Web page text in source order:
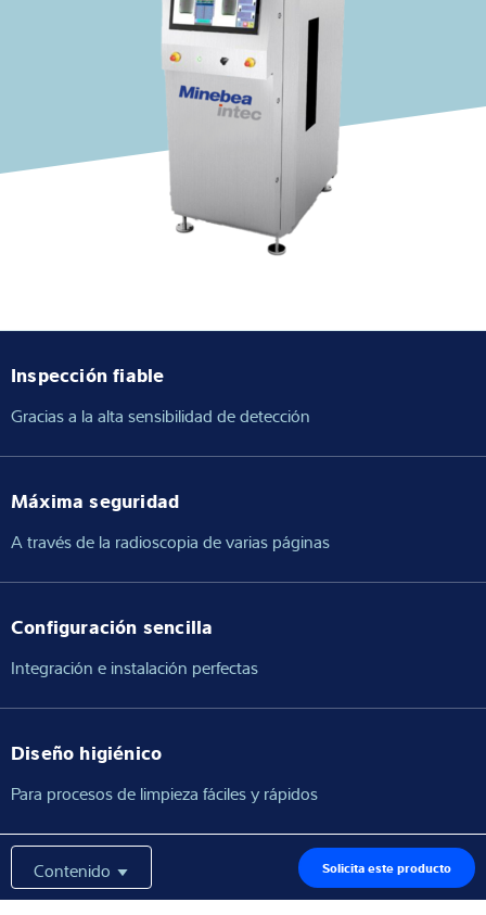
Experiencia y conocimientos
Buscador de productos
Inspección fiable
Gracias a la alta sensibilidad de detección
Máxima seguridad
A través de la radioscopia de varias páginas
Configuración sencilla
Integración e instalación perfectas
Diseño higiénico
Para procesos de limpieza fáciles y rápidos
Contenido Solicita este producto